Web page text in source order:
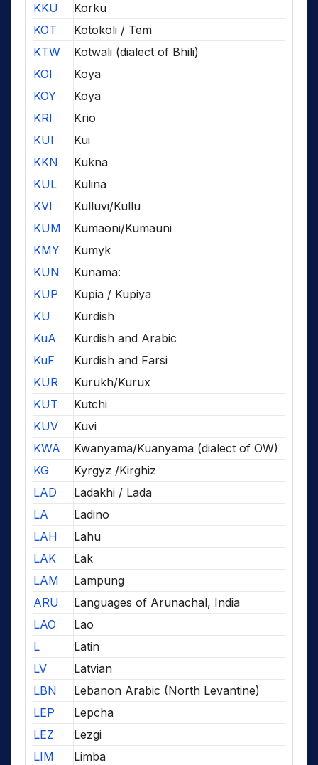
KKU
Korku
KOT
Kotokoli / Tem
KTW
Kotwali (dialect of Bhili)
KOI
Koya
KOY
Koya
KRI
Krio
KUI
Kui
KKN
Kukna
KUL
Kulina
KVI
Kulluvi/Kullu
KUM
Kumaoni/Kumauni
KMY
Kumyk
KUN
Kunama:
KUP
Kupia / Kupiya
KU
Kurdish
KuA
Kurdish and Arabic
KuF
Kurdish and Farsi
KUR
Kurukh/Kurux
KUT
Kutchi
KUV
Kuvi
KWA
Kwanyama/Kuanyama (dialect of OW)
KG
Kyrgyz /Kirghiz
LAD
Ladakhi / Lada
LA
Ladino
LAH
Lahu
LAK
Lak
LAM
Lampung
ARU
Languages of Arunachal, India
LAO
Lao
L
Latin
LV
Latvian
LBN
Lebanon Arabic (North Levantine)
LEP
Lepcha
LEZ
Lezgi
LIM
Limba